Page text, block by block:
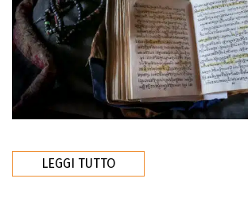
LEGGI TUTTO